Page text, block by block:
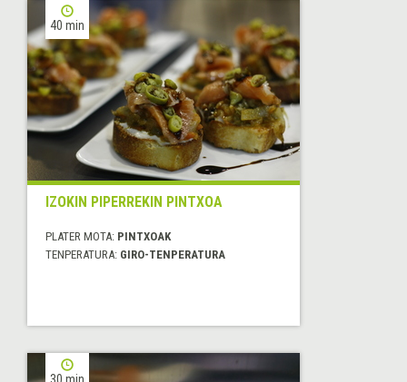
40 min
IZOKIN PIPERREKIN PINTXOA
PLATER MOTA: PINTXOAK
TENPERATURA: GIRO-TENPERATURA